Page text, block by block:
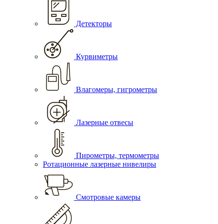
Детекторы
Курвиметры
Влагомеры, гигрометры
Лазерные отвесы
Пирометры, термометры
Ротационные лазерные нивелиры
Смотровые камеры